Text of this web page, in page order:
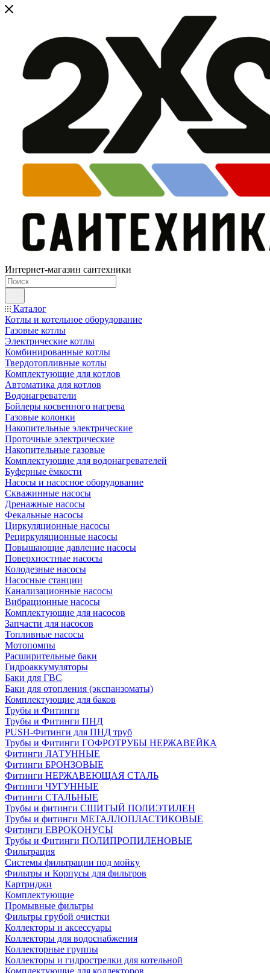
Интернет-магазин сантехники
Каталог
Котлы и котельное оборудование
Газовые котлы
Электрические котлы
Комбинированные котлы
Твердотопливные котлы
Комплектующие для котлов
Автоматика для котлов
Водонагреватели
Бойлеры косвенного нагрева
Газовые колонки
Накопительные электрические
Проточные электрические
Накопительные газовые
Комплектующие для водонагревателей
Буферные ёмкости
Насосы и насосное оборудование
Скважинные насосы
Дренажные насосы
Фекальные насосы
Циркуляционные насосы
Рециркуляционные насосы
Повышающие давление насосы
Поверхностные насосы
Колодезные насосы
Насосные станции
Канализационные насосы
Вибрационные насосы
Комплектующие для насосов
Запчасти для насосов
Топливные насосы
Мотопомпы
Расширительные баки
Гидроаккумуляторы
Баки для ГВС
Баки для отопления (экспанзоматы)
Комплектующие для баков
Трубы и Фитинги
Трубы и Фитинги ПНД
PUSH-Фитинги для ПНД труб
Трубы и Фитинги ГОФРОТРУБЫ НЕРЖАВЕЙКА
Фитинги ЛАТУННЫЕ
Фитинги БРОНЗОВЫЕ
Фитинги НЕРЖАВЕЮЩАЯ СТАЛЬ
Фитинги ЧУГУННЫЕ
Фитинги СТАЛЬНЫЕ
Трубы и фитинги СШИТЫЙ ПОЛИЭТИЛЕН
Трубы и фитинги МЕТАЛЛОПЛАСТИКОВЫЕ
Фитинги ЕВРОКОНУСЫ
Трубы и Фитинги ПОЛИПРОПИЛЕНОВЫЕ
Фильтрация
Системы фильтрации под мойку
Фильтры и Корпусы для фильтров
Картриджи
Комплектующие
Промывные фильтры
Фильтры грубой очистки
Коллекторы и аксессуары
Коллекторы для водоснабжения
Коллекторные группы
Коллекторы и гидрострелки для котельной
Комплектующие для коллекторов